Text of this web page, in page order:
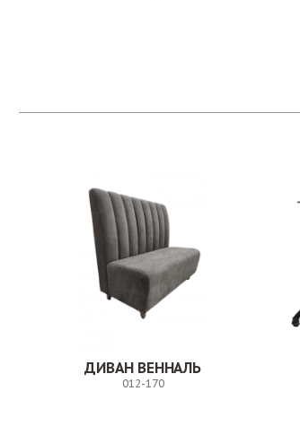
ДИВАН ВЕННАЛЬ
012-170